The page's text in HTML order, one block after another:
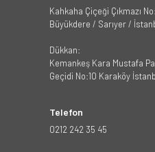
Kahkaha Çiçeği Çıkmazı
Büyükdere / Sarıyer /
Dükkan:
Kemankeş Kara Mustafa
Geçidi No:10 Karaköy
Telefon
0212 242 35 45